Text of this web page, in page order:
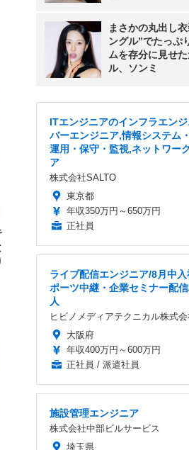
)
まさかの丸出し
ングル”でたっぷ
ムを存分に見せ
ル、ソンミ
ITエンジニアのインフラエン
バーエンジニア,情報システム
運用・保守・監視,ネットワー
ア
株式会社SALTO
東京都
年収350万円～650万円
正社員
ライブ配信エンジニア/8月中
ポーツ中継・企業セミナー配
人
ヒビノメディアテクニカル株式会
大阪府
年収400万円～600万円
正社員 / 派遣社員
施設管理エンジニア
株式会社中部ビルサービス
埼玉県